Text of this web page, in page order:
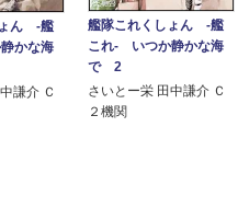
ん -艦
かな海
謙介 Ｃ
艦隊これくしょん -艦
これ- いつか静かな海
で 2
さいとー栄 田中謙介 Ｃ
２機関